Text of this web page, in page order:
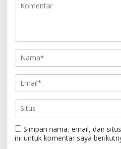
Simpan nama, email, dan
ini untuk komentar saya